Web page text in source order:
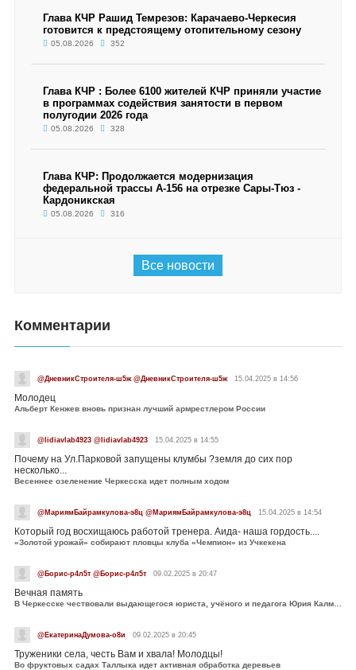
Глава КЧР Рашид Темрезов: Карачаево-Черкесия
готовится к предстоящему отопительному сезону
05.08.2026 352
Глава КЧР : Более 6100 жителей КЧР приняли участие
в программах содействия занятости в первом
полугодии 2026 года
05.08.2026 328
Глава КЧР: Продолжается модернизация
федеральной трассы А-156 на отрезке Сары-Тюз -
Кардоникская
05.08.2026 316
Все новости
Комментарии
@ДневникСтроителя-ш5ж @ДневникСтроителя-ш5ж 15.04.2025 в 14:56
Молодец
Альберт Кенжев вновь признан лучший армрестлером России
@lidiavlab4923 @lidiavlab4923 15.04.2025 в 14:55
Почему на Ул.Парковой запущены клумбы ?земля до сих пор
несколько...
Весеннее озеленение Черкесска идет полным ходом
@МариямБайрамкулова-э8ц @МариямБайрамкулова-э8ц 15.04.2025 в 14:54
Который год восхищаюсь работой тренера. Аида- наша гордость....
«Золотой урожай» собирают пловцы клуба «Чемпион» из Учкекена
@Борис-р4л5т @Борис-р4л5т 09.02.2025 в 20:47
Вечная память
В Черкесске чествовали выдающегося юриста, учёного и педагога Юрия Калмыкова
@ЕкатеринаДумова-о8и 09.02.2025 в 20:45
Труженики села, честь Вам и хвала! Молодцы!
Во фруктовых садах Таллыка идет активная обработка деревьев